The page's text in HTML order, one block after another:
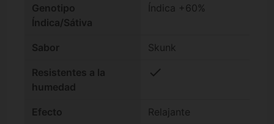
Genotipo
Índica/Sátiva
Índica +60%
Sabor Skunk
Resistentes a la
humedad
check
Efecto Relajante